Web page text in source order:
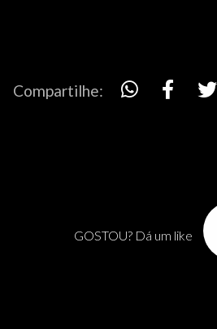
Compartilhe:
GOSTOU? Dá um like